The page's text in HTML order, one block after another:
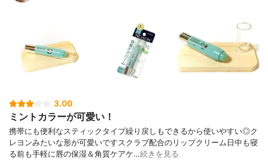
3.00
ミントカラーが可愛い！
携帯にも便利なスティックタイプ繰り戻しもできるから使いやすい◎ク
レヨンみたいな形が可愛いですスクラブ配合のリップクリーム日中も寝
る前も手軽に唇の保湿＆角質ケアケ…続きを見る